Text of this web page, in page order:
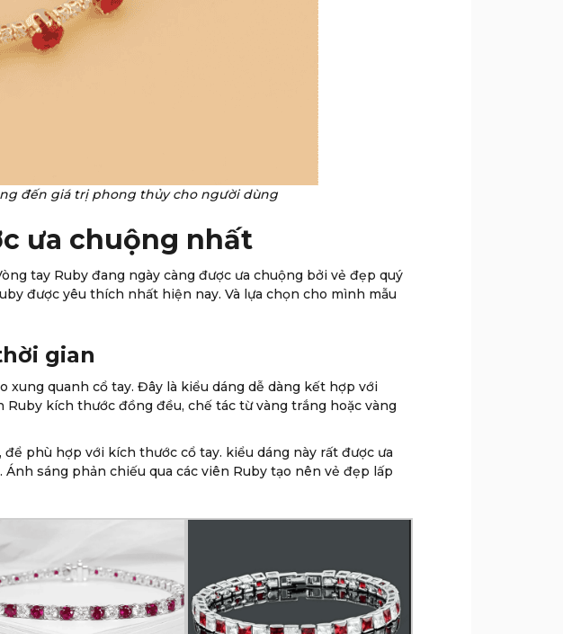
đến giá trị phong thủy cho người dùng
ưa chuộng nhất
tay Ruby đang ngày càng được ưa chuộng bởi vẻ đẹp quý
được yêu thích nhất hiện nay. Và lựa chọn cho mình mẫu
gian
quanh cổ tay. Đây là kiểu dáng dễ dàng kết hợp với
kích thước đồng đều, chế tác từ vàng trắng hoặc vàng
phù hợp với kích thước cổ tay. kiểu dáng này rất được ưa
sáng phản chiếu qua các viên Ruby tạo nên vẻ đẹp lấp